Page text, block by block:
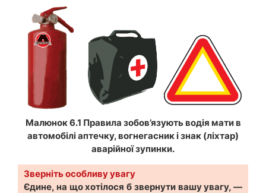
Малюнок 6.1 Правила зобов’язують водія мати в
автомобілі аптечку, вогнегасник і знак (ліхтар)
аварійної зупинки.
Зверніть особливу увагу
Єдине, на що хотілося б звернути вашу увагу, —